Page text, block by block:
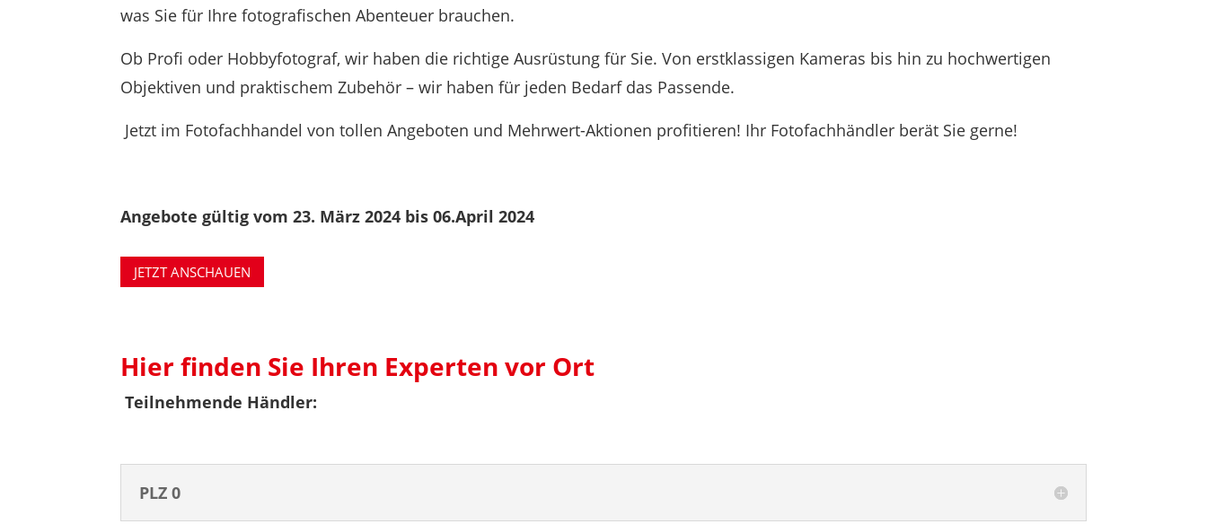
was Sie für Ihre fotografischen Abenteuer brauchen.
Ob Profi oder Hobbyfotograf, wir haben die richtige Ausrüstung für Sie. Von erstklassigen Kameras bis hin zu hochwertigen
Objektiven und praktischem Zubehör – wir haben für jeden Bedarf das Passende.
Jetzt im Fotofachhandel von tollen Angeboten und Mehrwert-Aktionen profitieren! Ihr Fotofachhändler berät Sie gerne!
Angebote gültig vom 23. März 2024 bis 06.April 2024
JETZT ANSCHAUEN
Hier finden Sie Ihren Experten vor Ort
Teilnehmende Händler:
PLZ 0